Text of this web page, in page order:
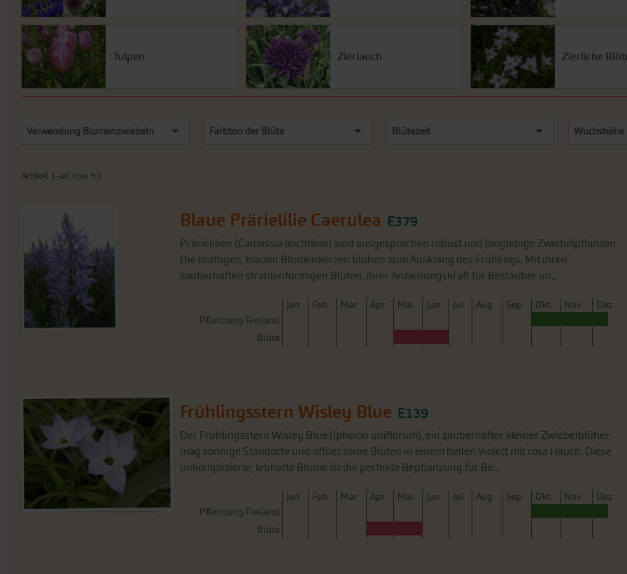
Tulpen Zierlauch Zierliche
Verwendung Blumenzwiebeln Farbton der Blüte Blütezeit
Artikel 1-40 von 53
Blaue Prärielilie Caerulea E379
Prärielilien (Camassia leichtlinii) sind ausgesprochen robust und langlebige Zwiebelpflanzen.
Die kräftigen, blauen Blumenkerzen blühen zum Ausklang des Frühlings. Mit ihren
zauberhaften strahlenförmigen Blüten, ihrer Anziehungskraft für Bestäuber un...
Jan Feb Mar Apr Mai Jun Jul Aug Sep Okt Nov Dez
Pflanzung Freiland
Blüte
Frühlingsstern Wisley Blue E139
Der Frühlingsstern Wisley Blue (Ipheion uniflorum), ein zauberhafter kleiner Zwiebelblüher,
mag sonnige Standorte und öffnet seine Blüten in einem hellen Violett mit rosa Hauch. Diese
unkomplizierte, lebhafte Blume ist die perfekte Bepflanzung für Be...
Jan Feb Mar Apr Mai Jun Jul Aug Sep Okt Nov Dez
Pflanzung Freiland
Blüte